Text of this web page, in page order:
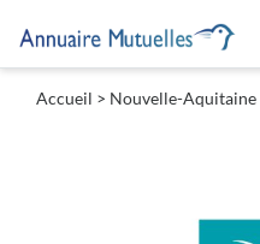
Accueil > Nouvelle-Aquitaine